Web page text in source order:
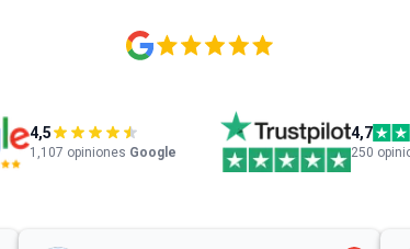
4,5
1,107 opiniones Google
4,7
250